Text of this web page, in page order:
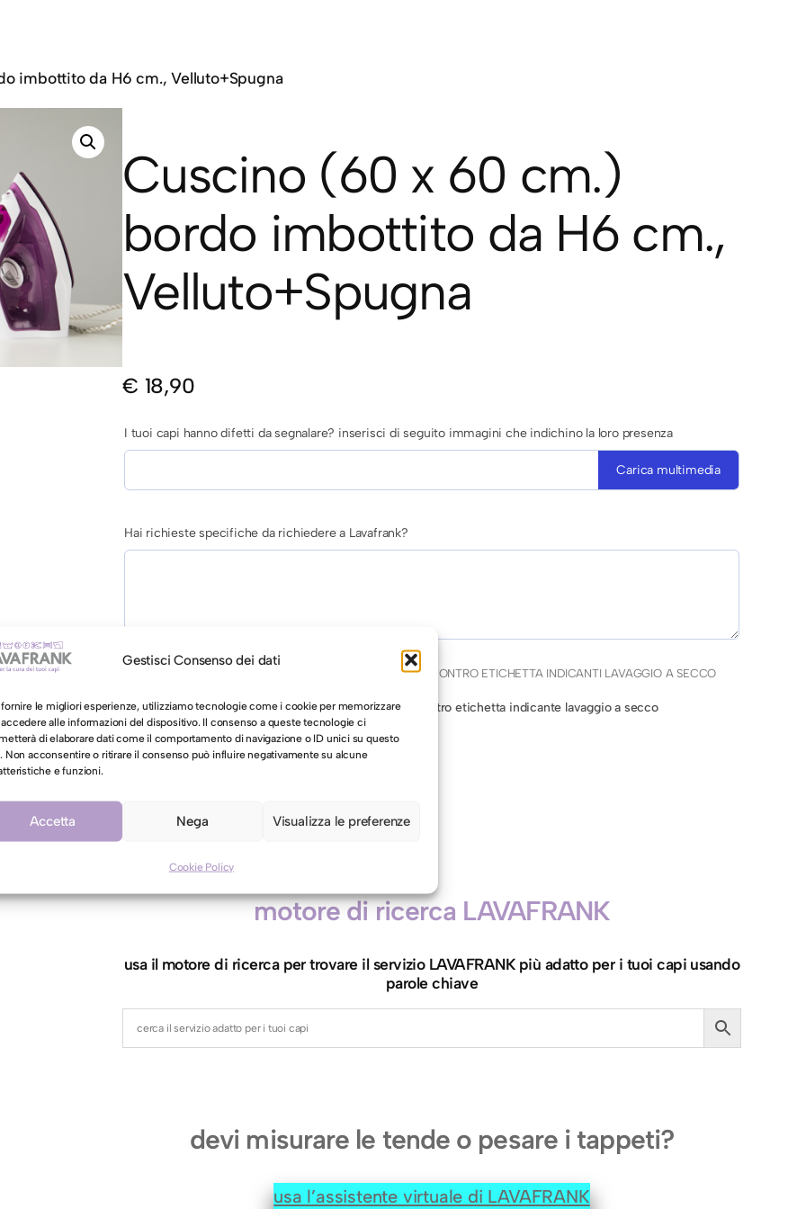
Gestisci Consenso dei dati
fornire le migliori esperienze, utilizziamo tecnologie come i cookie per memorizzare
alle informazioni del dispositivo. Il consenso a queste tecnologie ci
di elaborare dati come il comportamento di navigazione o ID unici su questo
Non acconsentire o ritirare il consenso può influire negativamente su alcune
e funzioni.
Accetta Nega Visualizza le preferenze
Cookie Policy
imbottito da H6 cm., Velluto+Spugna
Cuscino (60 x 60 cm.)
bordo imbottito da H6 cm.,
Velluto+Spugna
€ 18,90
I tuoi capi hanno difetti da segnalare? inserisci di seguito immagini che indichino la loro presenza
Carica multimedia
Hai richieste specifiche da richiedere a Lavafrank?
AUTORIZZAZIONE AL LAVAGGIO CON ACQUA PER CAPI CONTRO ETICHETTA INDICANTI LAVAGGIO A SECCO
Autorizzo il lavaggio con acqua per il mio capo contro etichetta indicante lavaggio a secco
s
i
6
motore di ricerca LAVAFRANK
usa il motore di ricerca per trovare il servizio LAVAFRANK più adatto per i tuoi capi usando
parole chiave
devi misurare le tende o pesare i tappeti?
usa l’assistente virtuale di LAVAFRANK